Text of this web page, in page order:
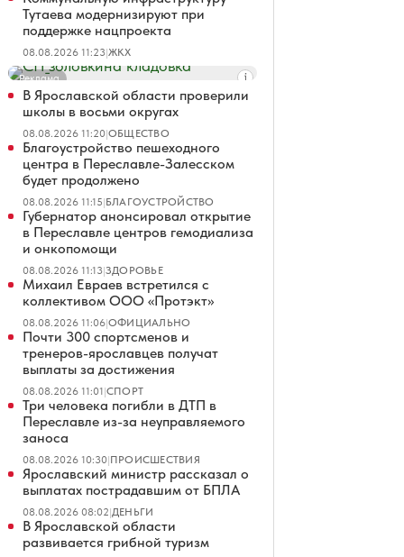
Тутаева модернизируют при
поддержке нацпроекта
08.08.2026 11:23|ЖКХ
Реклама
В Ярославской области проверили
школы в восьми округах
08.08.2026 11:20|ОБЩЕСТВО
Благоустройство пешеходного
центра в Переславле-Залесском
будет продолжено
08.08.2026 11:15|БЛАГОУСТРОЙСТВО
Губернатор анонсировал открытие
в Переславле центров гемодиализа
и онкопомощи
08.08.2026 11:13|ЗДОРОВЬЕ
Михаил Евраев встретился с
коллективом ООО «Протэкт»
08.08.2026 11:06|ОФИЦИАЛЬНО
Почти 300 спортсменов и
тренеров-ярославцев получат
выплаты за достижения
08.08.2026 11:01|СПОРТ
Три человека погибли в ДТП в
Переславле из-за неуправляемого
заноса
08.08.2026 10:30|ПРОИСШЕСТВИЯ
Ярославский министр рассказал о
выплатах пострадавшим от БПЛА
08.08.2026 08:02|ДЕНЬГИ
В Ярославской области
развивается грибной туризм